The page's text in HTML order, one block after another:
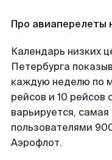
Про авиаперелеты
Календарь низких
Петербурга
каждую неделю по
рейсов и 10 рейсов
варьируется,
пользователями
Аэрофлот.